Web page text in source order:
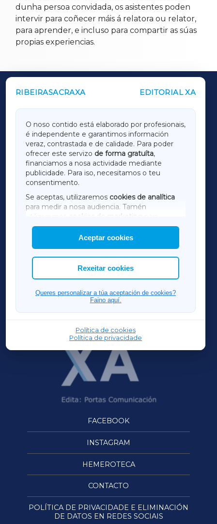
dunha persoa convidada, os asistentes poden
intervir para coñecer máis á relatora ou relator,
para aprender, e incluso para compartir as súas
propias experiencias.
RIBEIRASACRAXA EDITORIAL XA
O noso contido está elaborado por profesionais,
é independente e garantimos información
veraz, contrastada e de calidade. Para poder
ofrecer este servizo de forma gratuíta,
financiamos a nosa actividade mediante
publicidade. Para iso, necesitamos o teu
consentimento.
Se aceptas, utilizaremos cookies de analítica
para medir a nosa audiencia. Tamén
utilizaremos
cookies de marketing
mostrar publicidade de terceiros.
Así mesmo, podes personalizar a elección das
cookies que desexas permitir.
Aceptar cookies
Rexeitar cookies
Queres personalizar a túa aceptación de cookies?
Faino aquí.
Política de cookies
Política de privacidade
OUTROS PERIÓDICOS
LUGOXA
TERRACHAXA
AMARIÑAXA
RIBEIRASACRAXA
ACORUÑAXA
FERROLXA
OURENSEXA
FACEBOOK
INSTAGRAM
HEMEROTECA
CONTACTO
POLÍTICA DE PRIVACIDADE E ELIMINACIÓN
DE DATOS EN REDES SOCIAIS